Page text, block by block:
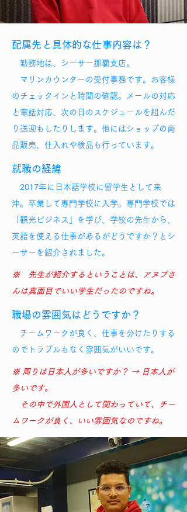
配属先と具体的な仕事内容は？
勤務地は、シーサー那覇支店。
マリンカウンターの受付事務です。 お客様
のチェックインと時間の確認。メールの対応
と電話対応、次の日のスケジュールを組んだ
り送迎もしたりします。他にはショップの商
品販売、仕入れや検品も行っています。
就職の経緯
2017年に日本語学校に留学生として来
沖。卒業して専門学校に入学。専門学校では
「観光ビジネス」を学び、学校の先生から、
英語を使える仕事があるがどうですか？とシ
ーサーを紹介されました。
※ 先生が紹介するということは、アヌプさ
んは真面目でいい学生だったのですね。
職場の雰囲気はどうですか？
チームワークが良く、仕事を分けたりする
のでトラブルもなく雰囲気がいいです。
※ 周りは日本人が多いですか？ → 日本人が
多いです。
その中で外国人として関わっていて、チー
ムワークが良く、いい雰囲気なのですね。